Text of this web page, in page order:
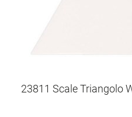
23811 Scale Triangolo